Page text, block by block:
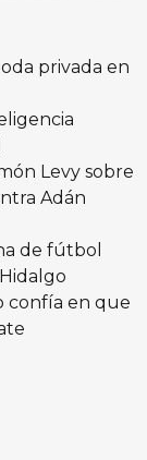
privada en
Levy sobre
Adán
de fútbol
confía en que